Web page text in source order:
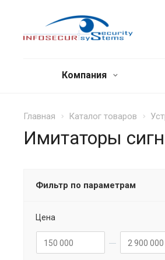
Компания
Главная Каталог товаров
Имитаторы
Фильтр по параметрам
Цена